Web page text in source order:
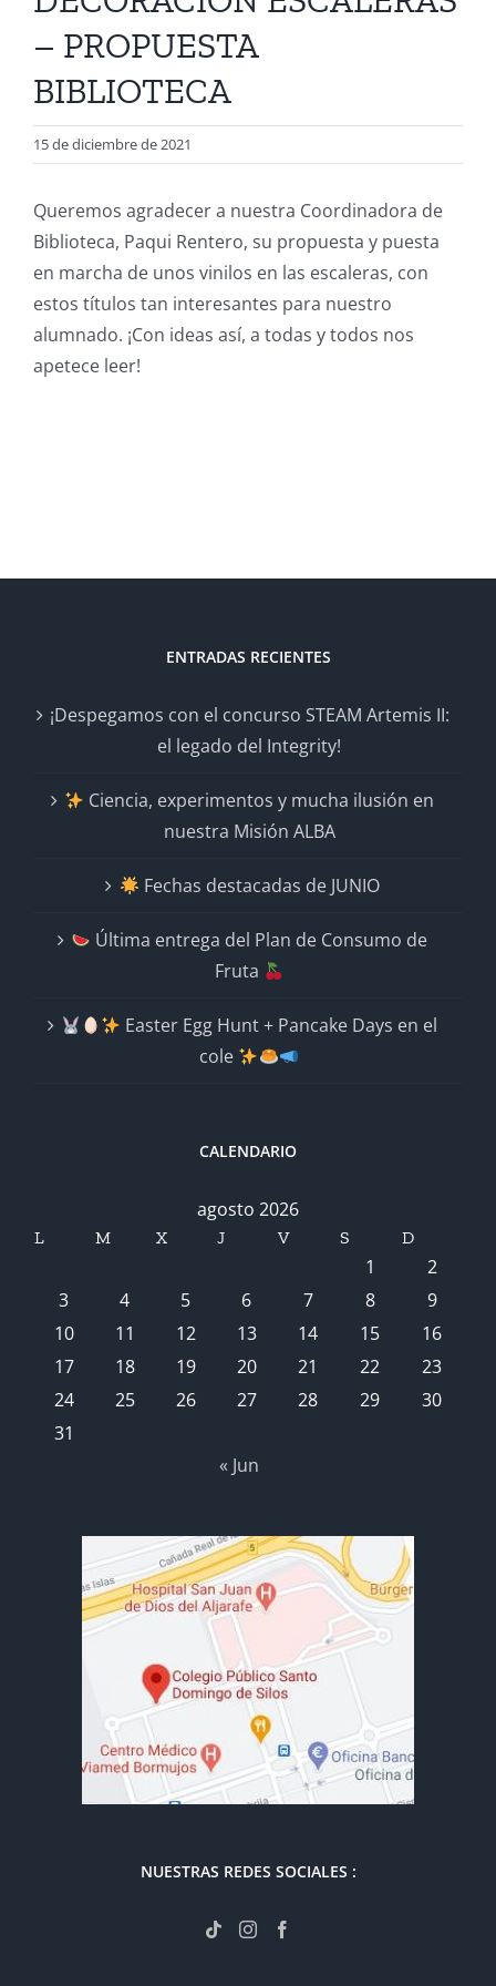
– PROPUESTA
BIBLIOTECA
15 de diciembre de 2021
Queremos agradecer a nuestra Coordinadora de
Biblioteca, Paqui Rentero, su propuesta y puesta
en marcha de unos vinilos en las escaleras, con
estos títulos tan interesantes para nuestro
alumnado. ¡Con ideas así, a todas y todos nos
apetece leer!
ENTRADAS RECIENTES
¡Despegamos con el concurso STEAM Artemis II:
el legado del Integrity!
Ciencia, experimentos y mucha ilusión en
nuestra Misión ALBA
Fechas destacadas de JUNIO
Última entrega del Plan de Consumo de
Fruta
Easter Egg Hunt + Pancake Days en el
cole
CALENDARIO
agosto 2026
L M X J V S D
1
2
3
4 5 6 7 8
9
10
11 12 13 14 15
16
17
18 19 20 21 22
23
24
25 26 27 28 29
30
31
« Jun
NUESTRAS REDES SOCIALES :